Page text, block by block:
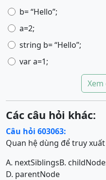
b= “Hello”;
a=2;
string b= “Hello”;
var a=1;
Xem
Các câu hỏi khác:
Câu hỏi 603063:
Quan hệ dùng để truy
A. nextSiblingsB.
D. parentNode